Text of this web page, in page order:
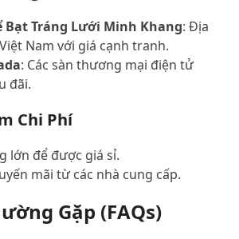
Bạt Tráng Lưới Minh Khang: Địa
Nam với giá cạnh tranh.
: Các sàn thương mại điện tử
đãi.
Chi Phí
lớn để được giá sỉ.
mãi từ các nhà cung cấp.
Gặp (FAQs)